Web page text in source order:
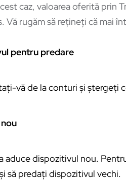
caz, valoarea oferită prin
Vă rugăm să rețineți că mai
pentru predare
vă de la conturi și ștergeți
aduce dispozitivul nou.
să predați dispozitivul vechi.